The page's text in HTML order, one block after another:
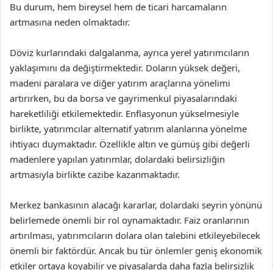
Bu durum, hem bireysel hem de ticari harcamaların
artmasına neden olmaktadır.
Döviz kurlarındaki dalgalanma, ayrıca yerel yatırımcıların
yaklaşımını da değiştirmektedir. Doların yüksek değeri,
madeni paralara ve diğer yatırım araçlarına yönelimi
artırırken, bu da borsa ve gayrimenkul piyasalarındaki
hareketliliği etkilemektedir. Enflasyonun yükselmesiyle
birlikte, yatırımcılar alternatif yatırım alanlarına yönelme
ihtiyacı duymaktadır. Özellikle altın ve gümüş gibi değerli
madenlere yapılan yatırımlar, dolardaki belirsizliğin
artmasıyla birlikte cazibe kazanmaktadır.
Merkez bankasının alacağı kararlar, dolardaki seyrin yönünü
belirlemede önemli bir rol oynamaktadır. Faiz oranlarının
artırılması, yatırımcıların dolara olan talebini etkileyebilecek
önemli bir faktördür. Ancak bu tür önlemler geniş ekonomik
etkiler ortaya koyabilir ve piyasalarda daha fazla belirsizlik